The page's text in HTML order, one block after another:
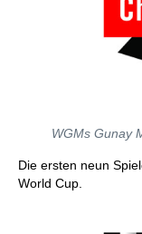
WGMs Gunay
Die ersten neun
World Cup.